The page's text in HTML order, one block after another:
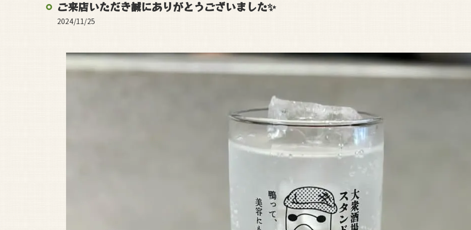
ご来店いただき誠にありがとうございました✨
2024/11/25